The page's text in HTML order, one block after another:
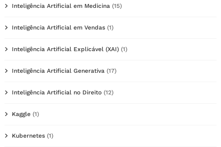
Inteligência Artificial em Medicina (15)
Inteligência Artificial em Vendas (1)
Inteligência Artificial Explicável (XAI) (1)
Inteligência Artificial Generativa (17)
Inteligência Artificial no Direito (12)
Kaggle (1)
Kubernetes (1)